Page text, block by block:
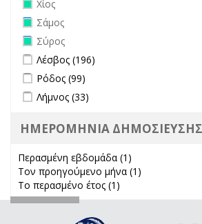
Χίος
Remove Σάμος filter
Σάμος
Remove Σύρος filter
Σύρος
Apply Λέσβος filter
Λέσβος (196)
Apply Ρόδος filter
Ρόδος (99)
Apply Λήμνος filter
Λήμνος (33)
ΗΜΕΡΟΜΗΝΙΑ ΔΗΜΟΣΙΕΥΣΗΣ
Περασμένη εβδομάδα (1)
Τον προηγούμενο μήνα (1)
Το περασμένο έτος (1)